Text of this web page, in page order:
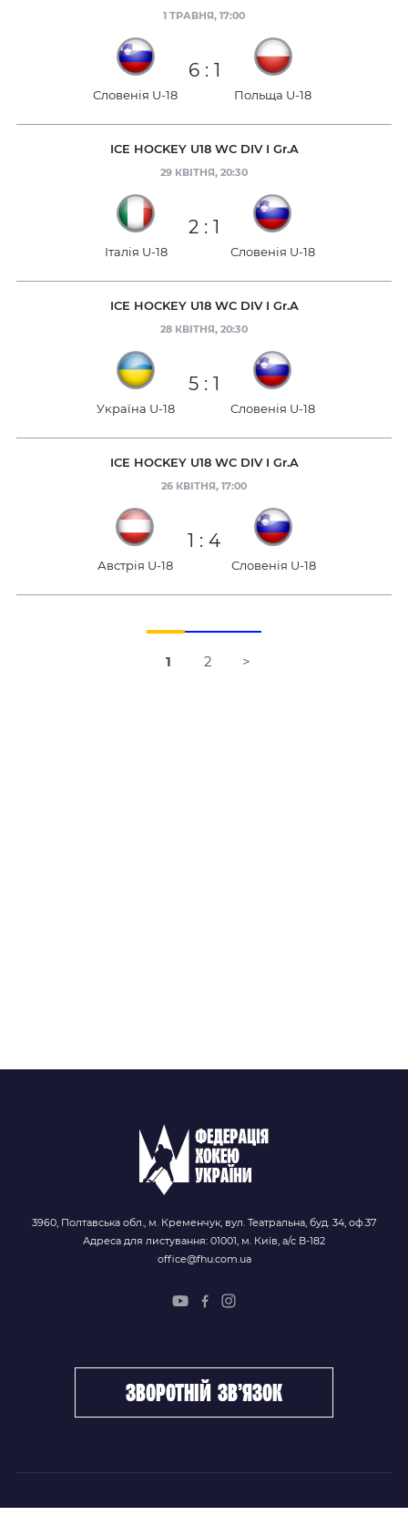
1 ТРАВНЯ, 17:00
Словенія U-18
6 : 1
Польща U-18
ICE HOCKEY U18 WC DIV I Gr.A
29 КВІТНЯ, 20:30
Італія U-18
2 : 1
Словенія U-18
ICE HOCKEY U18 WC DIV I Gr.A
28 КВІТНЯ, 20:30
Україна U-18
5 : 1
Словенія U-18
ICE HOCKEY U18 WC DIV I Gr.A
26 КВІТНЯ, 17:00
Австрія U-18
1 : 4
Словенія U-18
1 2 >
3960, Полтавська обл., м. Кременчук, вул. Театральна, буд. 34, оф.37
Адреса для листування: 01001, м. Київ, а/с В-182
office@fhu.com.ua
зворотній зв’язок